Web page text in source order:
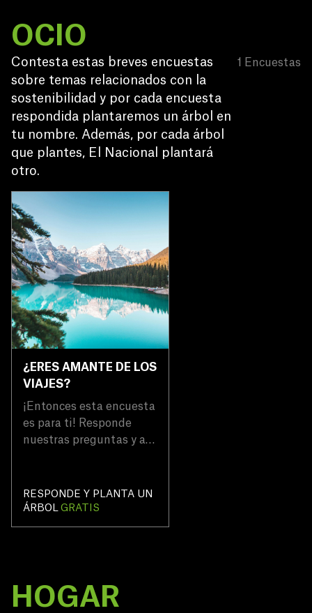
OCIO
Contesta estas breves encuestas
sobre temas relacionados con la
sostenibilidad y por cada encuesta
respondida plantaremos un árbol en
tu nombre. Además, por cada árbol
que plantes, El Nacional plantará
otro.
1 Encuestas
¿ERES AMANTE DE LOS
VIAJES?
¡Entonces esta encuesta
es para ti! Responde
nuestras preguntas y al
completamente gratis.
🌳✈️
RESPONDE Y PLANTA UN
ÁRBOL GRATIS
HOGAR